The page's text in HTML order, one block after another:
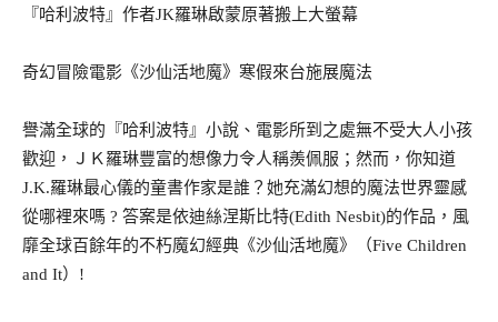
『哈利波特』作者JK羅琳啟蒙原著搬上大螢幕
奇幻冒險電影《沙仙活地魔》寒假來台施展魔法
譽滿全球的『哈利波特』小說、電影所到之處無不受大人小孩
歡迎，ＪＫ羅琳豐富的想像力令人稱羨佩服；然而，你知道
J.K.羅琳最心儀的童書作家是誰？她充滿幻想的魔法世界靈感
從哪裡來嗎 ? 答案是依迪絲涅斯比特(Edith Nesbit)的作品，風
靡全球百餘年的不朽魔幻經典《沙仙活地魔》（Five Children
and It）!